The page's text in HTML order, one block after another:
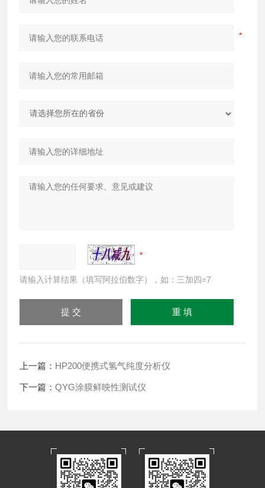
请输入计算结果（填写阿拉伯数字），如：三加四=7
上一篇： HP200便携式氢气纯度分析仪
下一篇：QYG涂膜鲜映性测试仪